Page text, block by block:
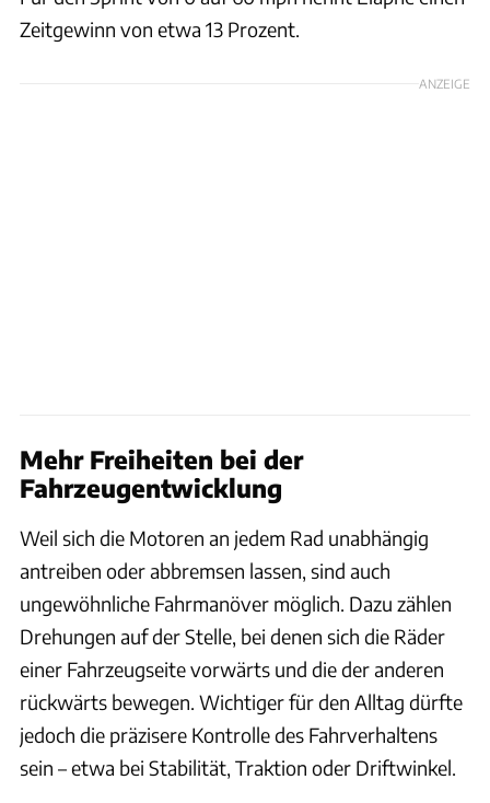
Zeitgewinn von etwa 13 Prozent.
ANZEIGE
Mehr Freiheiten bei der
Fahrzeugentwicklung
Weil sich die Motoren an jedem Rad unabhängig
antreiben oder abbremsen lassen, sind auch
ungewöhnliche Fahrmanöver möglich. Dazu zählen
Drehungen auf der Stelle, bei denen sich die Räder
einer Fahrzeugseite vorwärts und die der anderen
rückwärts bewegen. Wichtiger für den Alltag dürfte
jedoch die präzisere Kontrolle des Fahrverhaltens
sein – etwa bei Stabilität, Traktion oder Driftwinkel.